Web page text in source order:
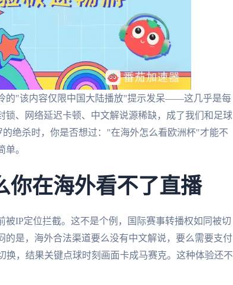
的"该内容仅限中国大陆播放"提示发呆——这几乎是每
、网络延迟卡顿、中文解说源稀缺，成了我们和足球
绝杀时，你是否想过："在海外怎么看欧洲杯"才能不
。
你在海外看不了直播
IP定位拦截。这不是个例，国际赛事转播权如同被切
是，海外合法渠道要么没有中文解说，要么需要支付
，结果关键点球时刻画面卡成马赛克。这种体验还不